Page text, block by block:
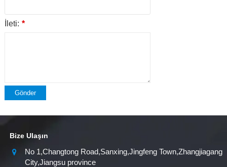
İleti: *
Gönder
Bize Ulaşın
No 1,Changtong Road,Sanxing,Jingfeng Town,Zhangjiagang
City,Jiangsu province